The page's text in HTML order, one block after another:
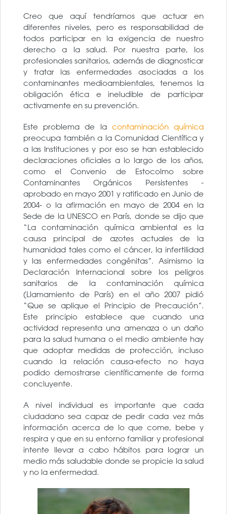
Creo que aquí tendríamos que actuar en
diferentes niveles, pero es responsabilidad de
todos participar en la exigencia de nuestro
derecho a la salud. Por nuestra parte, los
profesionales sanitarios, además de diagnosticar
y tratar las enfermedades asociadas a los
contaminantes medioambientales, tenemos la
obligación ética e ineludible de participar
activamente en su prevención.
Este problema de la contaminación química
preocupa también a la Comunidad Científica y
a las Instituciones y por eso se han establecido
declaraciones oficiales a lo largo de los años,
como el Convenio de Estocolmo sobre
Contaminantes Orgánicos Persistentes -
aprobado en mayo 2001 y ratificado en Junio de
2004- o la afirmación en mayo de 2004 en la
Sede de la UNESCO en París, donde se dijo que
“La contaminación química ambiental es la
causa principal de azotes actuales de la
humanidad tales como el cáncer, la infertilidad
y las enfermedades congénitas”. Asimismo la
Declaración Internacional sobre los peligros
sanitarios de la contaminación química
(Llamamiento de París) en el año 2007 pidió
“Que se aplique el Principio de Precaución”.
Este principio establece que cuando una
actividad representa una amenaza o un daño
para la salud humana o el medio ambiente hay
que adoptar medidas de protección, incluso
cuando la relación causa-efecto no haya
podido demostrarse científicamente de forma
concluyente.
A nivel individual es importante que cada
ciudadano sea capaz de pedir cada vez más
información acerca de lo que come, bebe y
respira y que en su entorno familiar y profesional
intente llevar a cabo hábitos para lograr un
medio más saludable donde se propicie la salud
y no la enfermedad.